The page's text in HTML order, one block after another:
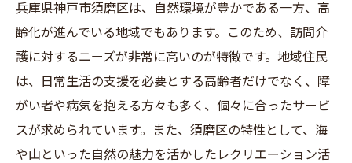
兵庫県神戸市須磨区は、自然環境が豊かである一方、高
齢化が進んでいる地域でもあります。このため、訪問介
護に対するニーズが非常に高いのが特徴です。地域住民
は、日常生活の支援を必要とする高齢者だけでなく、障
がい者や病気を抱える方々も多く、個々に合ったサービ
スが求められています。また、須磨区の特性として、海
や山といった自然の魅力を活かしたレクリエーション活